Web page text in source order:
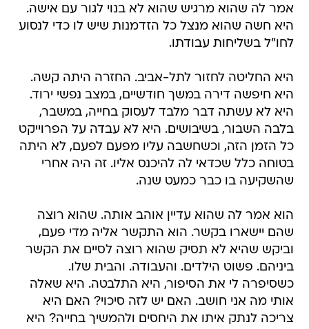
אמר לה שהוא מרגיש שהוא לא בנוי לגור עם אישה.
היא חשה שהוא מנצל כל הזדמנות שיש לו כדי לנסוע
לחו"ל בשליחות עבודתו.
היא החליטה לחזור לתל-אביב. החזרה היתה קשה.
היא חיפשה דירה במשך חודשיים, במצב נפשי ירוד.
היא לא עשתה דבר מלבד לעסוק בחייה, במשבר,
בלבה השבור, בשיבושים. היא לא עבדה על הפרוייקט
כל הזמן הזה, וכשחשבה עליו מפעם לפעם, לא היתה
בטוחה כלל שכדאי לה להיכנס אליו. זה היה אחרי
שהשקיעה בו כבר כמעט שנה.
הוא אמר לה שהוא עדיין אוהב אותה. שהוא רוצה
שהם יישארו בקשר. הוא התקשר אליה מדי פעם,
וביקש שהיא לא תסיק שהוא רוצה לסיים את הקשר
ביניהם. פשוט הילדים. והעבודה. והבית שלו.
כשסיפרה לי את הסיפור, היא התלבטה. היא שאלה
אותי מה אני חושב. האם יש לזה סיכוי? האם היא
צריכה לנתק איתו את היחסים ולהמשיך בחייה? היא